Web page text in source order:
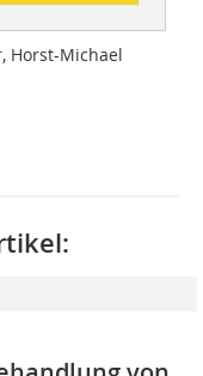
Horst-Michael